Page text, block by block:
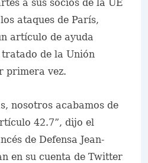
a sus socios de la UE
ataques de París,
artículo de ayuda
de la Unión
primera vez.
nosotros acabamos de
42.7”, dijo el
de Defensa Jean-
en su cuenta de Twitter